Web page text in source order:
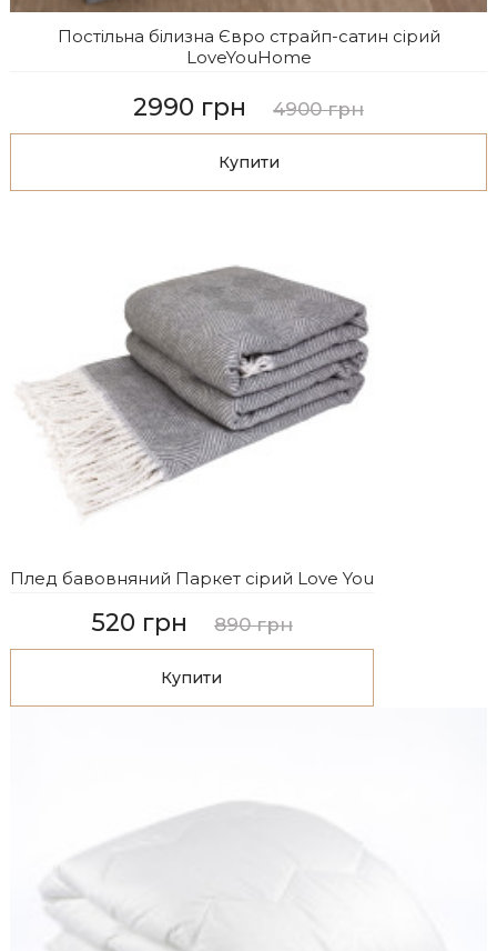
Постільна білизна Євро страйп-сатин сiрий
LoveYouHome
2990 грн 4900 грн
Купити
Плед бавовняний Паркет сірий Love You
520 грн 890 грн
Купити